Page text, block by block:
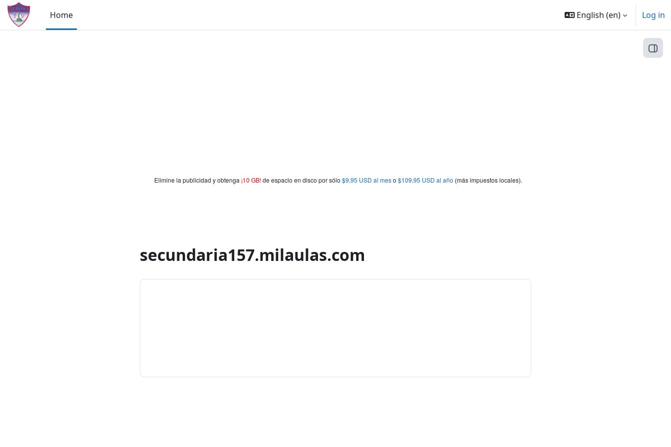
Skip to main content
Elimine la publicidad y obtenga ¡10 GB!de espacio en disco por sólo $9,95 USD al meso $109,95 USD al año (más impuestos locales).
Home English ‎(en)‎ Log in
secundaria157.milaulas.com